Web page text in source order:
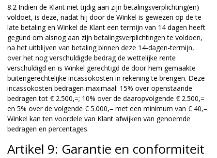
8.2 Indien de Klant niet tijdig aan zijn betalingsverplichting(en)
voldoet, is deze, nadat hij door de Winkel is gewezen op de te
late betaling en Winkel de Klant een termijn van 14 dagen heeft
gegund om alsnog aan zijn betalingsverplichtingen te voldoen,
na het uitblijven van betaling binnen deze 14-dagen-termijn,
over het nog verschuldigde bedrag de wettelijke rente
verschuldigd en is Winkel gerechtigd de door hem gemaakte
buitengerechtelijke incassokosten in rekening te brengen. Deze
incassokosten bedragen maximaal: 15% over openstaande
bedragen tot € 2.500,=; 10% over de daaropvolgende € 2.500,=
en 5% over de volgende € 5.000,= met een minimum van € 40,=.
Winkel kan ten voordele van Klant afwijken van genoemde
bedragen en percentages.
Artikel 9: Garantie en conformiteit